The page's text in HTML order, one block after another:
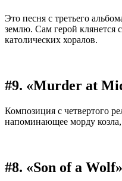
Это песня с третьего
землю. Сам герой клянется
католических хоралов.
#9. «Murder at
Композиция с четвертого
напоминающее морду
#8. «Son of a